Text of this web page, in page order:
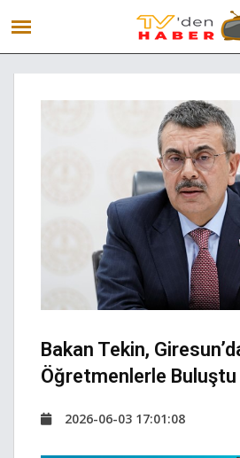
Bakan Tekin,
Öğretmenlerle Buluştu
2026-06-03 17:01:08